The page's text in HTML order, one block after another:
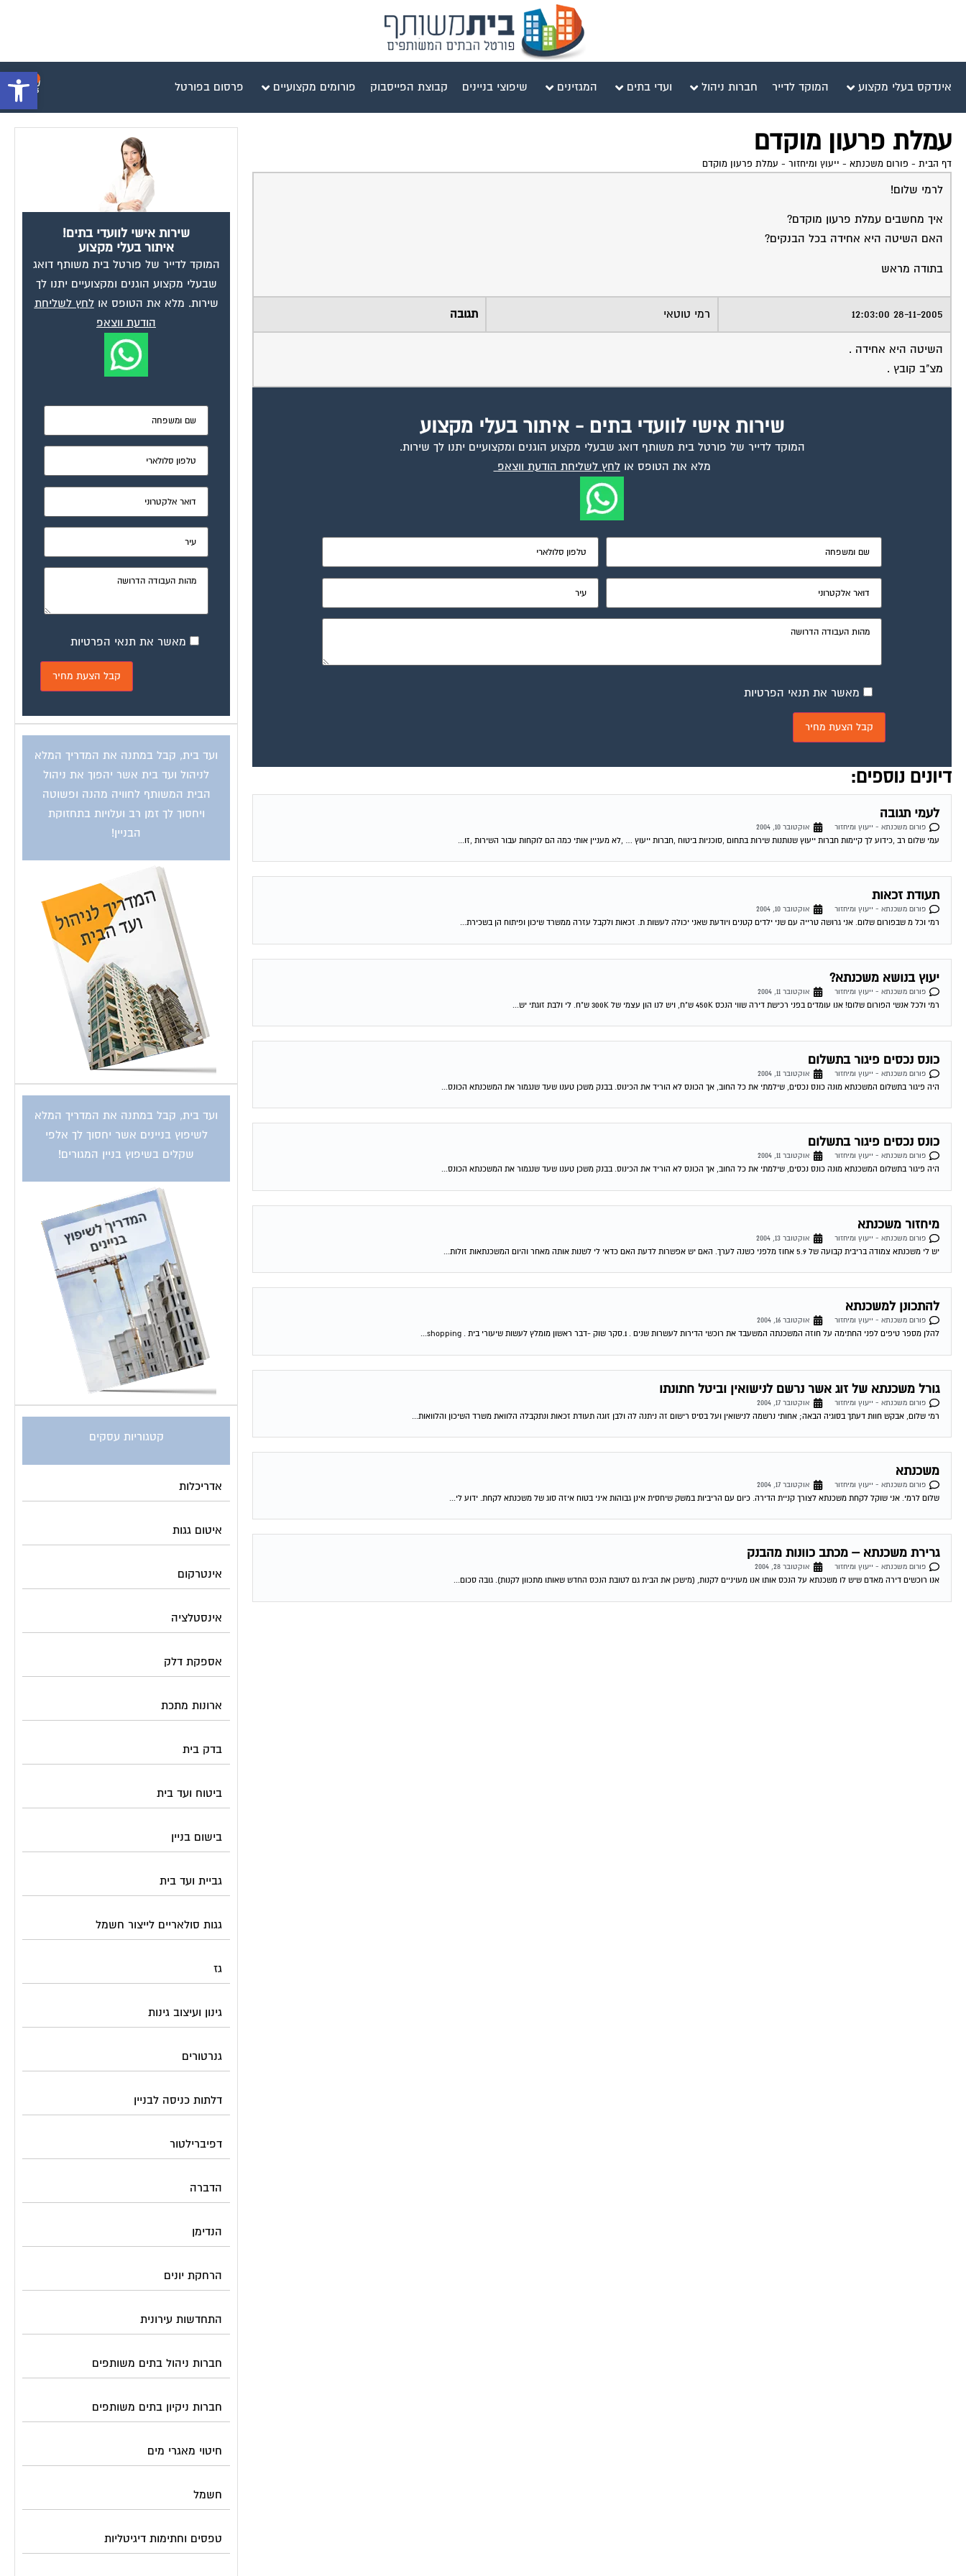
פתח אינדקס בעלי מקצוע המוקד לדייר חברות ניהול ועדי בתים המגזינים שיפוצי בניינים קבוצת הפייסבוק פורומים מקצועיים פרסום בפורטל
עמלת פרעון מוקדם
דף הבית - פורום משכנתא - ייעוץ ומיחזור - עמלת פרעון מוקדם
לרמי שלום!
איך מחשבים עמלת פרעון מוקדם?
האם השיטה היא אחידה בכל הבנקים?
בתודה מראש
28-11-2005 12:03:00 רמי טוטאי תגובה
השיטה היא אחידה .
מצ"ב קובץ .
שירות אישי לוועדי בתים - איתור בעלי מקצוע
המוקד לדייר של פורטל בית משותף דואג שבעלי מקצוע הוגנים ומקצועיים יתנו לך שירות.
מלא את הטופס אולחץ לשליחת הודעת ווצאפ
מאשר את תנאי הפרטיות
דיונים נוספים:
לעמי תגובה
פורום משכנתא - ייעוץ ומיחזור
אוקטובר 10, 2004
עמי שלום רב ,כידוע לך קיימות חברות ייעוץ שנותנות שירות בתחום ,סוכניות ביטוח ,חברות ייעוץ … ,לא מעניין אותי כמה הם לוקחות עבור השירות ,זו...
תעודת זכאות
פורום משכנתא - ייעוץ ומיחזור
אוקטובר 10, 2004
רמי וכל מ שבפורום שלום. אני גרושה טרייה עם שני ילדים קטנים ויודעת שאני יכולה לעשות ת. זכאות ולקבל עזרה ממשרד שיכון ופיתוח הן בשכירת...
יעוץ בנושא משכנתא?
פורום משכנתא - ייעוץ ומיחזור
אוקטובר 11, 2004
רמי ולכל אנשי הפורום שלום! אנו עומדים בפני רכישת דירה שווי הנכס 450K ש"ח, ויש לנו הון עצמי של 300K ש"ח. לי ולבת זוגתי יש...
כונס נכסים פיגור בתשלום
פורום משכנתא - ייעוץ ומיחזור
אוקטובר 11, 2004
היה פיגור בתשלום המשכנתא מונה כונס נכסים, שילמתי את כל החוב, אך הכונס לא הוריד את הכינוס. בבנק משכן טענו שעד שנגמור את המשכנתא הכונס...
כונס נכסים פיגור בתשלום
פורום משכנתא - ייעוץ ומיחזור
אוקטובר 11, 2004
היה פיגור בתשלום המשכנתא מונה כונס נכסים, שילמתי את כל החוב, אך הכונס לא הוריד את הכינוס. בבנק משכן טענו שעד שנגמור את המשכנתא הכונס...
מיחזור משכנתא
פורום משכנתא - ייעוץ ומיחזור
אוקטובר 13, 2004
יש לי משכנתא צמודה בריבית קבועה של 5.9 אחוז מלפני כשנה לערך. האם יש אפשרות לדעת האם כדאי לי לשנות אותה מאחר והיום המשכנתאות זולות...
להתכונן למשכנתא
פורום משכנתא - ייעוץ ומיחזור
אוקטובר 16, 2004
להלן מספר טיפים לפני החתימה על חוזה המשכנתה המשעבד את רוכשי הדירות לעשרות שנים . 1.סקר שוק -דבר ראשון מומלץ לעשות שיעורי בית . shopping...
גורל משכנתא של זוג אשר נרשם לנישואין וביטל חתונתו
פורום משכנתא - ייעוץ ומיחזור
אוקטובר 17, 2004
רמי שלום, אבקש חוות דעתך בסוגיה הבאה; אחותי נרשמה לנישואין ועל בסיס רישום זה ניתנה לה ולבן זוגה תעודת זכאות ונתקבלה הלוואת משרד השיכון והלוואות...
משכנתא
פורום משכנתא - ייעוץ ומיחזור
אוקטובר 17, 2004
שלום לרמי. אני שוקל לקחת משכנתא לצורך קניית הדירה. כיום עם הריביות במשק שיחסית אינן גבוהות איני בטוח איזה סוג של משכנתא לקחת. ידוע לי...
גרירת משכנתא – מכתב כוונות מהבנק
פורום משכנתא - ייעוץ ומיחזור
אוקטובר 28, 2004
אנו רוכשים דירה מאדם שיש לו משכנתא על הנכס אותו אנו מעויניים לקנות, (מישכן את הבית גם לטובת הנכס החדש שאותו מתכוון לקנות). גובה סכום...
שירות אישי לוועדי בתים!
איתור בעלי מקצוע
המוקד לדייר של פורטל בית משותף דואג
שבעלי מקצוע הוגנים ומקצועיים יתנו לך
שירות. מלא את הטופס אולחץ לשליחת
הודעת ווצאפ
מאשר את תנאי הפרטיות
ועד בית, קבל במתנה את המדריך המלא
לניהול ועד בית אשר יהפוך את ניהול
הבית המשותף לחוויה מהנה ופשוטה
ויחסוך לך זמן רב ועלויות בתחזוקת
הבניין!
ועד בית, קבל במתנה את המדריך המלא
לשיפוץ בניינים אשר יחסוך לך אלפי
שקלים בשיפוץ בניין המגורים!
קטגוריות עסקים
אדריכלות
איטום גגות
אינטרקום
אינסטלציה
אספקת דלק
ארונות מתכת
בדק בית
ביטוח ועד בית
בישום בניין
גביית ועד בית
גגות סולאריים לייצור חשמל
גז
גינון ועיצוב גינות
גנרטורים
דלתות כניסה לבניין
דפיברילטור
הדברה
הנדימן
הרחקת יונים
התחדשות עירונית
חברות ניהול בתים משותפים
חברות ניקיון בתים משותפים
חיטוי מאגרי מים
חשמל
טפסים וחתימות דיגיטליות